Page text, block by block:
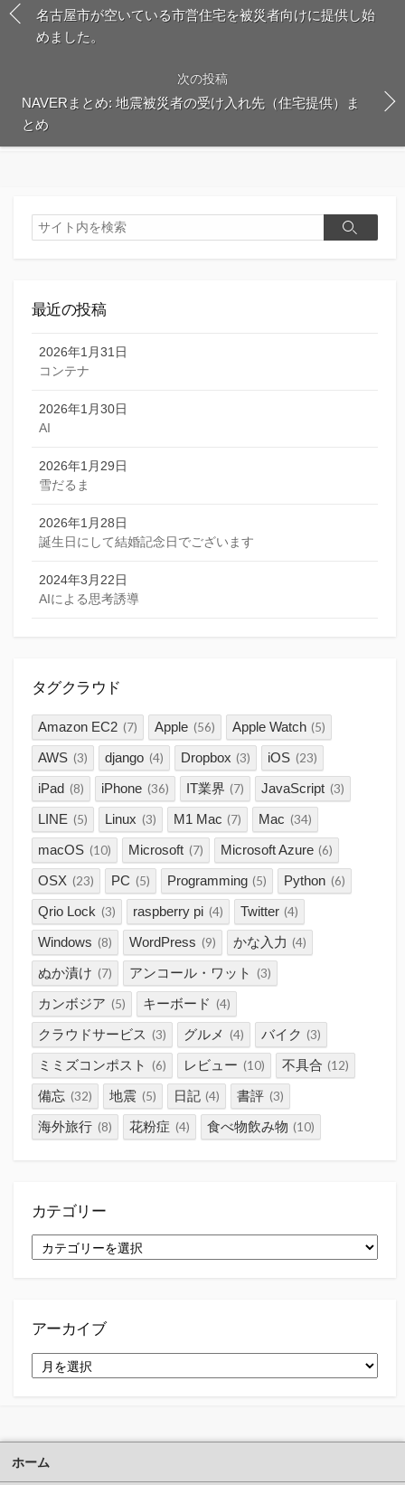
名古屋市が空いている市営住宅を被災者向けに提供し始
めました。
次の投稿
NAVERまとめ: 地震被災者の受け入れ先（住宅提供）ま
とめ
検
索
検
最近の投稿
2026年1月31日
コンテナ
2026年1月30日
AI
2026年1月29日
雪だるま
2026年1月28日
誕生日にして結婚記念日でございます
2024年3月22日
AIによる思考誘導
タグクラウド
Amazon EC2 (7) Apple (56) Apple Watch (5)
AWS (3) django (4) Dropbox (3) iOS (23)
iPad (8) iPhone (36) IT業界 (7) JavaScript (3)
LINE (5) Linux (3) M1 Mac (7) Mac (34)
macOS (10) Microsoft (7) Microsoft Azure (6)
OSX (23) PC (5) Programming (5) Python (6)
Qrio Lock (3) raspberry pi (4) Twitter (4)
Windows (8) WordPress (9) かな入力 (4)
ぬか漬け (7) アンコール・ワット (3)
カンボジア (5) キーボード (4)
クラウドサービス (3) グルメ (4) バイク (3)
ミミズコンポスト (6) レビュー (10) 不具合 (12)
備忘 (32) 地震 (5) 日記 (4) 書評 (3)
海外旅行 (8) 花粉症 (4) 食べ物飲み物 (10)
カテゴリー
テ
アーカイブ
ー
ホーム